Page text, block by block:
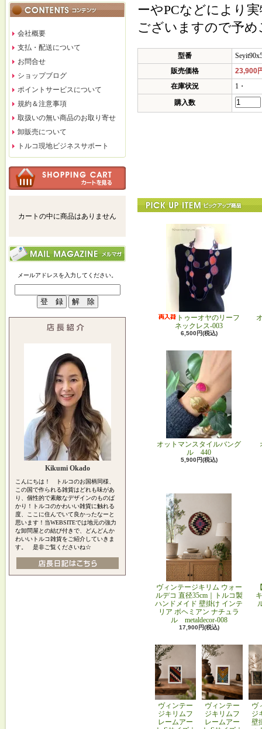
会社概要
支払・配送について
お問合せ
ショップブログ
ポイントサービスについて
規約＆注意事項
取扱いの無い商品のお取り寄せ
卸販売について
トルコ現地ビジネスサポート
カートの中に商品はありません
メールアドレスを入力してください。
Kikumi Okado
こんにちは！ トルコのお国柄同様、
この国で作られる雑貨はどれも味があ
り、個性的で素敵なデザインのものば
かり！トルコのかわいい雑貨に触れる
度、ここに住んでいて良かったなーと
思います！当WEBSITEでは地元の強力
な卸問屋との結び付きで、どんどんか
わいいトルコ雑貨をご紹介していきま
す。 是非ご覧くださいね☆
ーやPCなどにより
ございますので予
型番
販売価格
23,900
在庫状況
1・
購入数
トゥーオヤのリーフ
ネックレス-003
6,500円(税込)
オットマンスタイルバング
ル 440
5,900円(税込)
ヴィンテージキリム ウォー
ルデコ 直径35cm｜トルコ製
ハンドメイド 壁掛け インテ
リア ボヘミアン ナチュラ
ル metaldecor-008
17,900円(税込)
ヴィンテー
ジキリムフ
レームアー
ヴィンテー
ジキリムフ
レームアー
ヴ
ジ
壁